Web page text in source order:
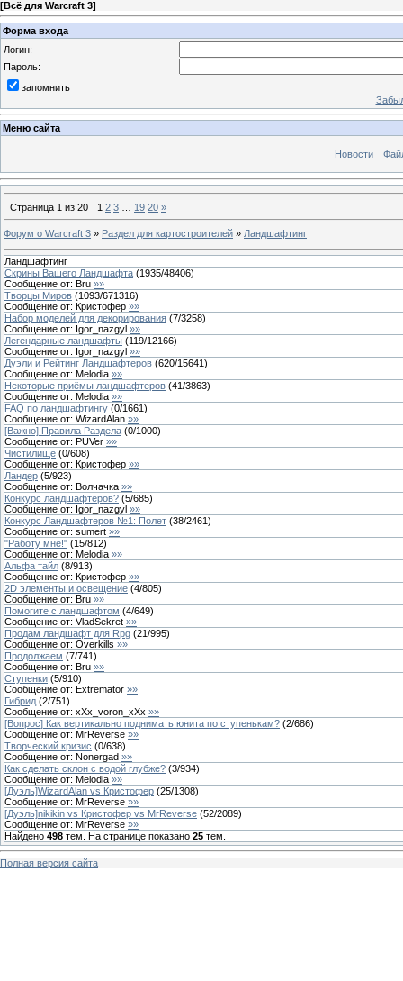
[Всё для Warcraft 3]
Форма входа
Логин:
Пароль:
запомнить
Меню сайта
Новости
Страница 1 из 20 1 2 3 19 20 »
Форум о Warcraft 3 » Раздел для картостроителей » Ландшафтинг
Ландшафтинг
Скрины Вашего Ландшафта (1935/48406)
Сообщение от: Bru »»
Творцы Миров (1093/671316)
Сообщение от: Кристофер »»
Набор моделей для декорирования (7/3258)
Сообщение от: Igor_nazgyl »»
Легендарные ландшафты (119/12166)
Сообщение от: Igor_nazgyl »»
Дуэли и Рейтинг Ландшафтеров (620/15641)
Сообщение от: Melodia »»
Некоторые приёмы ландшафтеров (41/3863)
Сообщение от: Melodia »»
FAQ по ландшафтингу (0/1661)
Сообщение от: WizardAlan »»
[Важно] Правила Раздела (0/1000)
Сообщение от: PUVer »»
Чистилище (0/608)
Сообщение от: Кристофер »»
Ландер (5/923)
Сообщение от: Волчачка »»
Конкурс ландшафтеров? (5/685)
Сообщение от: Igor_nazgyl »»
Конкурс Ландшафтеров №1: Полет (38/2461)
Сообщение от: sumert »»
"Работу мне!" (15/812)
Сообщение от: Melodia »»
Альфа тайл (8/913)
Сообщение от: Кристофер »»
2D элементы и освещение (4/805)
Сообщение от: Bru »»
Помогите с ландшафтом (4/649)
Сообщение от: VladSekret »»
Продам ландшафт для Rpg (21/995)
Сообщение от: Overkills »»
Продолжаем (7/741)
Сообщение от: Bru »»
Ступенки (5/910)
Сообщение от: Extremator »»
Гибрид (2/751)
Сообщение от: xXx_voron_xXx »»
[Вопрос] Как вертикально поднимать юнита по ступенькам? (2/686)
Сообщение от: MrReverse »»
Творческий кризис (0/638)
Сообщение от: Nonergad »»
Как сделать склон с водой глубже? (3/934)
Сообщение от: Melodia »»
[Дуэль]WizardAlan vs Кристофер (25/1308)
Сообщение от: MrReverse »»
[Дуэль]nikikin vs Кристофер vs MrReverse (52/2089)
Сообщение от: MrReverse »»
Найдено 498 тем. На странице показано 25 тем.
Полная версия сайта